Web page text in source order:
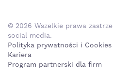
© 2026 Wszelkie prawa
social media.
Polityka prywatności i Cookies
Kariera
Program partnerski dla firm